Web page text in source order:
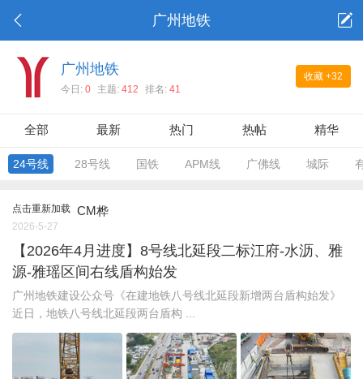
广州地铁
收藏 +32
广州地铁
今日: 0 主题: 412 排名: 41
全部 最新 热门 热帖 精华
24号线 28号线 国铁 APM线 广佛线 城际
点击重新加载 CM桦
2026-5-27
【2026年4月进度】8号线北延段二标江府-水沥、雅
源-雅瑶区间右线盾构始发
广州地铁建设公众号《在建地铁八号线北延段新增两台盾构始发》
近日，地铁八号线北延段两台盾构 ...